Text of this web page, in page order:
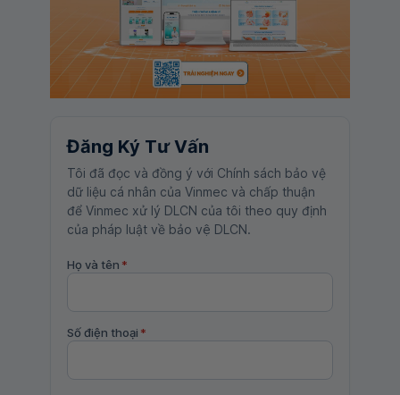
Đăng Ký Tư Vấn
Tôi đã đọc và đồng ý với Chính sách bảo vệ
dữ liệu cá nhân của Vinmec và chấp thuận
để Vinmec xử lý DLCN của tôi theo quy định
của pháp luật về bảo vệ DLCN.
Họ và tên *
Số điện thoại *